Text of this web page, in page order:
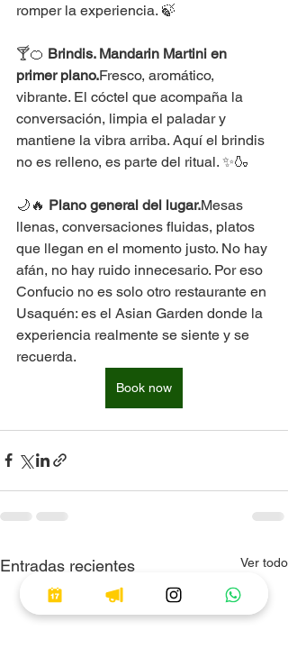
romper la experiencia. 🍃
🍸🍊 Brindis. Mandarin Martini en
primer plano.Fresco, aromático,
vibrante. El cóctel que acompaña la
conversación, limpia el paladar y
mantiene la vibra arriba. Aquí el brindis
no es relleno, es parte del ritual. ✨🍶
🌙🔥 Plano general del lugar.Mesas
llenas, conversaciones fluidas, platos
que llegan en el momento justo. No hay
afán, no hay ruido innecesario. Por eso
Confucio no es solo otro restaurante en
Usaquén: es el Asian Garden donde la
experiencia realmente se siente y se
recuerda.
Book now
Entradas recientes Ver todo